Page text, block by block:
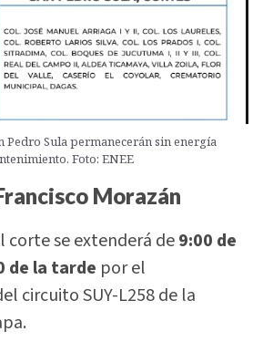
Pedro Sula permanecerán sin energía
Foto: ENEE
Morazán
corte se extenderá de9:00 de
de la tarde por el
circuito SUY-L258 de la